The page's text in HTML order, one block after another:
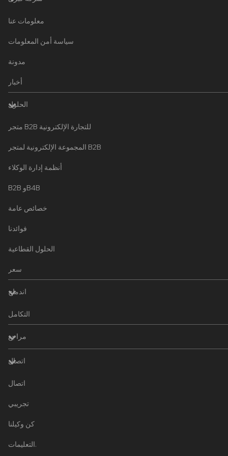
معلومات عنا
سياسة أمن المعلومات
مدونة
أخبار
الحلول
متجر B2B للتجارة الإلكترونية
المجموعة الإلكترونية لمتجر B2B
أنظمة إدارة الوكلاء
B2B وB4B
خصائص عامة
فوائدنا
الحلول القطاعية
سعر
اندماج
التكامل
مراجع
اتصال
اتصال
تجريبي
كن وكيلنا
التعليمات.